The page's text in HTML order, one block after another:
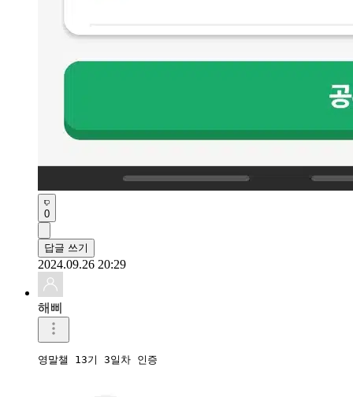
0
답글 쓰기
2024.09.26 20:29
해삐
영말챌 13기 3일차 인증